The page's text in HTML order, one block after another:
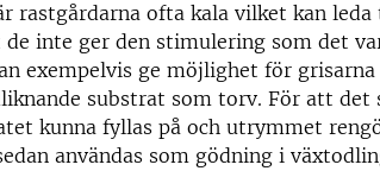
rastgårdarna ofta kala vilket kan
inte ger den stimulering som det
exempelvis ge möjlighet för
substrat som torv. För att det
kunna fyllas på och utrymmet
användas som gödning i